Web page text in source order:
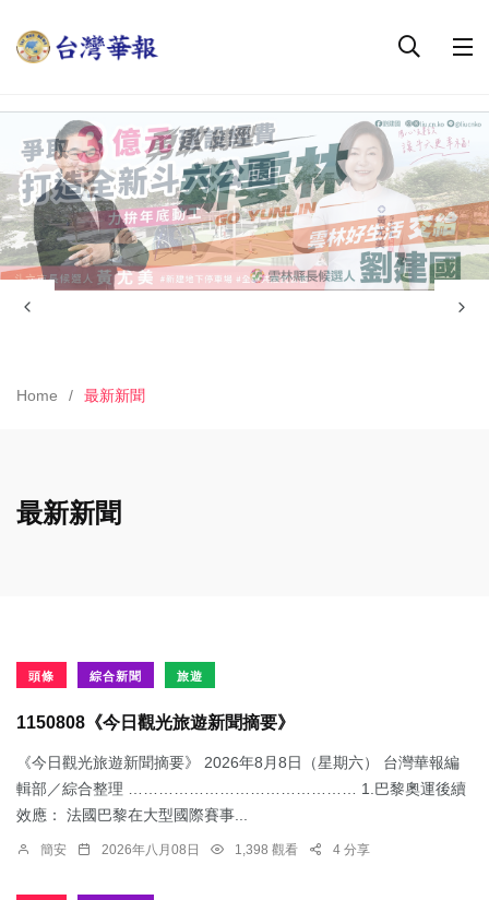
Home 最新新聞
最新新聞
頭條 綜合新聞 旅遊
1150808《今日觀光旅遊新聞摘要》
《今日觀光旅遊新聞摘要》 2026年8月8日（星期六） 台灣華報編
輯部／綜合整理 ……………………………………… 1.​巴黎奧運後續
效應： 法國巴黎在大型國際賽事...
簡安 2026年八月08日 1,398 觀看 4 分享